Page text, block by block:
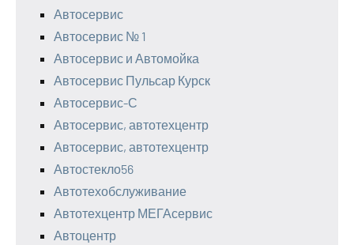
Автосервис
Автосервис № 1
Автосервис и Автомойка
Автосервис Пульсар Курск
Автосервис-С
Автосервис, автотехцентр
Автосервис, автотехцентр
Автостекло56
Автотехобслуживание
Автотехцентр МЕГАсервис
Автоцентр